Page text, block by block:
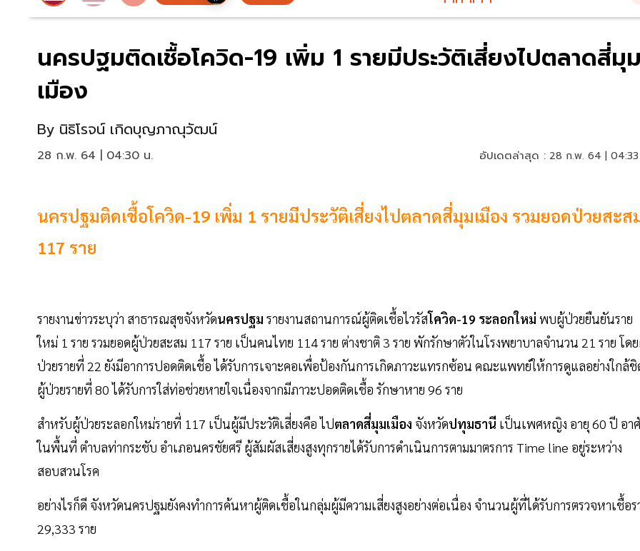
นครปฐมติดเชื้อโควิด-19 เพิ่ม 1 รายมีประวัติเสี่ยงไปตลาดสี่มุ
เมือง
By นิธิโรจน์ เกิดบุญภาณุวัฒน์
28 ก.พ. 64 | 04:30 น. อัปเดตล่าสุด : 28 ก.พ. 64 |
นครปฐมติดเชื้อโควิด-19 เพิ่ม 1 รายมีประวัติเสี่ยงไปตลาดสี่มุมเมือง รวมยอดป่วยสะส
117 ราย
รายงานข่าวระบุว่า สาธารณสุขจังหวัดนครปฐม รายงานสถานการณ์ผู้ติดเชื้อไวรัสโควิด-19 ระลอกใหม่ พบผู้ป่วยยืนยันราย
ใหม่ 1 ราย รวมยอดผู้ป่วยสะสม 117 ราย เป็นคนไทย 114 ราย ต่างชาติ 3 ราย พักรักษาตัวในโรงพยาบาลจำนวน 21 ราย โด
ป่วยรายที่ 22 ยังมีอาการปอดติดเชื้อ ได้รับการเจาะคอเพื่อป้องกันการเกิดภาวะแทรกซ้อน คณะแพทย์ให้การดูแลอย่างใกล้
ผู้ป่วยรายที่ 80 ได้รับการใส่ท่อช่วยหายใจเนื่องจากมีภาวะปอดติดเชื้อ รักษาหาย 96 ราย
สำหรับผู้ป่วยระลอกใหม่รายที่ 117 เป็นผู้มีประวัติเสี่ยงคือ ไปตลาดสี่มุมเมือง จังหวัดปทุมธานี เป็นเพศหญิง อายุ 60 ปี อา
ในพื้นที่ ตำบลท่ากระชับ อำเภอนครชัยศรี ผู้สัมผัสเสี่ยงสูงทุกรายได้รับการดำเนินการตามมาตรการ Time line อยู่ระหว่าง
สอบสวนโรค
อย่างไรก็ดี จังหวัดนครปฐมยังคงทำการค้นหาผู้ติดเชื้อในกลุ่มผู้มีความเสี่ยงสูงอย่างต่อเนื่อง จำนวนผู้ที่ได้รับการตรวจหาเชื้อร
29,333 ราย